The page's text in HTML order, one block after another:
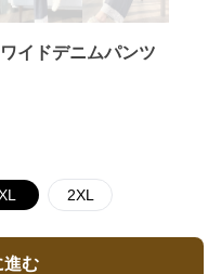
イドデニムパンツ
2XL
進む